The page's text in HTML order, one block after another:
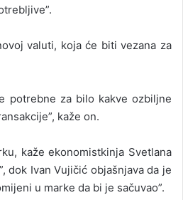
valuti, koja će biti vezana za
potrebne za bilo kakve ozbiljne
kaže on.
kaže ekonomistkinja Svetlana
dok Ivan Vujičić objašnjava da je
u marke da bi je sačuvao”.